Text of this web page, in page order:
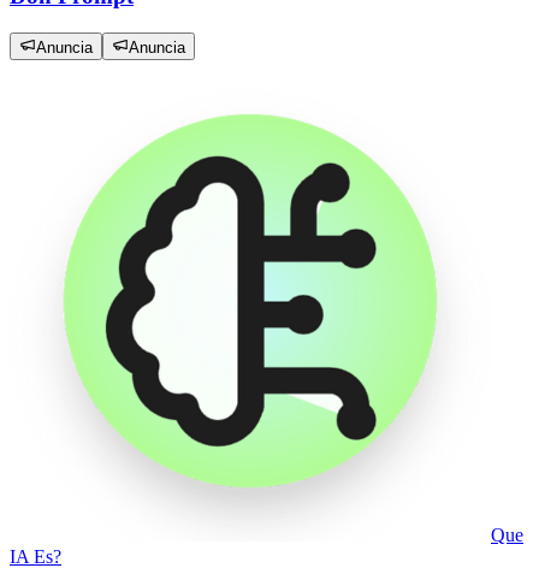
Anuncia Anuncia
Que
IA Es?